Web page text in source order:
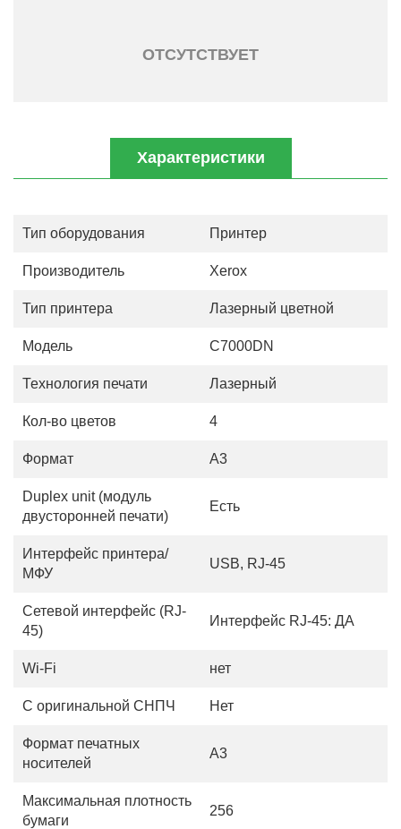
ОТСУТСТВУЕТ
Характеристики
Тип оборудования Принтер
Производитель Xerox
Тип принтера Лазерный цветной
Модель C7000DN
Технология печати Лазерный
Кол-во цветов 4
Формат A3
Duplex unit (модуль
двусторонней печати)
Есть
Интерфейс принтера/
МФУ
USB, RJ-45
Сетевой интерфейс (RJ-
45)
Интерфейс RJ-45: ДА
Wi-Fi нет
С оригинальной СНПЧ Нет
Формат печатных
носителей
A3
Максимальная плотность
бумаги
256